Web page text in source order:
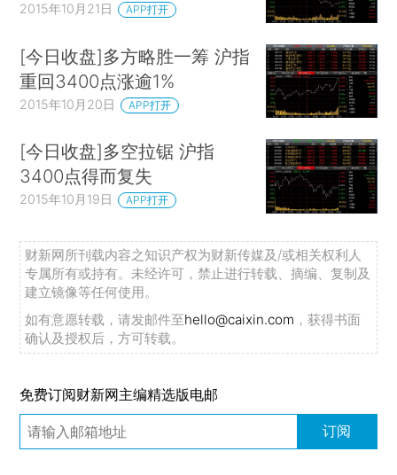
2015年10月21日 APP打开
[今日收盘]多方略胜一筹 沪指
重回3400点涨逾1%
2015年10月20日 APP打开
[今日收盘]多空拉锯 沪指
3400点得而复失
2015年10月19日 APP打开
财新网所刊载内容之知识产权为财新传媒及/或相关权利人
专属所有或持有。未经许可，禁止进行转载、摘编、复制及
建立镜像等任何使用。
如有意愿转载，请发邮件至hello@caixin.com ，获得书面
确认及授权后，方可转载。
免费订阅财新网主编精选版电邮
订阅